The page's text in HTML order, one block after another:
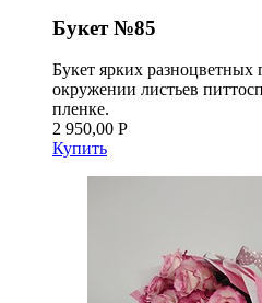
Букет №85
Букет ярких разноцветных
окружении листьев
пленке.
2 950,00 Р
Купить